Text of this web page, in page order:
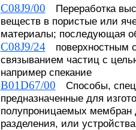
C08J9/00 Переработка
веществ в пористые или
материалы; последующая
C08J9/24поверхностным
связыванием частиц с
например спекание
B01D67/00 Способы,
предназначенные для
полупроницаемых мембран
разделения, или